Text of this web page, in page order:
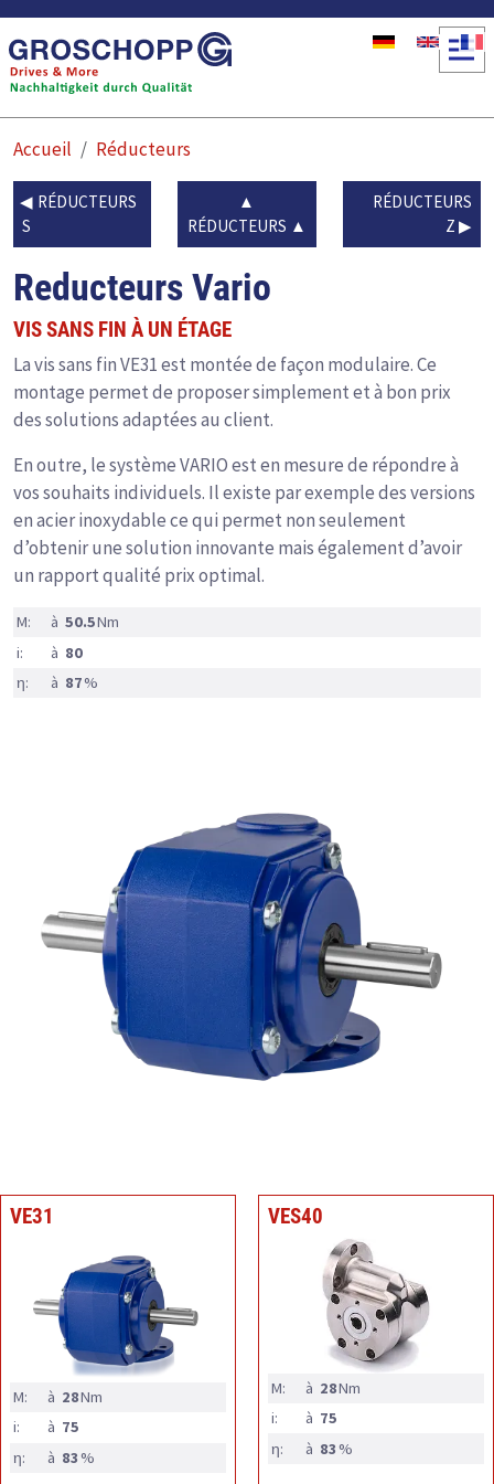
Aller au contenu principal
Accueil Réducteurs
RÉDUCTEURS
S
RÉDUCTEURS
RÉDUCTEURS
Z
Reducteurs Vario
VIS SANS FIN À UN ÉTAGE
La vis sans fin VE31 est montée de façon modulaire. Ce
montage permet de proposer simplement et à bon prix
des solutions adaptées au client.
En outre, le système VARIO est en mesure de répondre à
vos souhaits individuels. Il existe par exemple des versions
en acier inoxydable ce qui permet non seulement
d’obtenir une solution innovante mais également d’avoir
un rapport qualité prix optimal.
M: à 50.5Nm
i:
à 80
η:
à 87%
VE31
M: à 28Nm
i:
à 75
η:
à 83%
VES40
M: à 28Nm
i:
à 75
η:
à 83%